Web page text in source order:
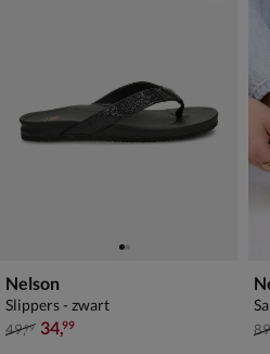
Nelson
Slippers - zwart
van € 49,99 voor € 34,99
49,99 34,99 89